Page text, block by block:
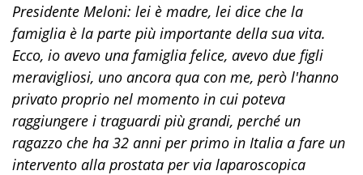
Presidente Meloni: lei è madre, lei dice che la
famiglia è la parte più importante della sua vita.
Ecco, io avevo una famiglia felice, avevo due figli
meravigliosi, uno ancora qua con me, però l'hanno
privato proprio nel momento in cui poteva
raggiungere i traguardi più grandi, perché un
ragazzo che ha 32 anni per primo in Italia a fare un
intervento alla prostata per via laparoscopica